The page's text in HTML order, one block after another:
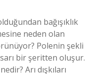
bağışıklık
neden olan
Polenin şekli
sarı bir şeritten oluşur.
Arı dışkıları